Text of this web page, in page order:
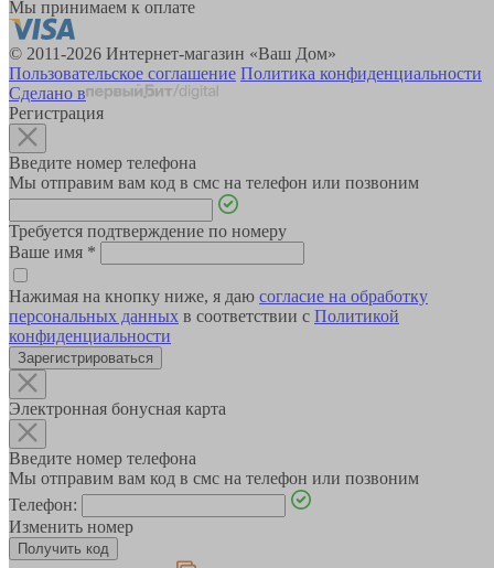
Мы принимаем к оплате
© 2011-2026 Интернет-магазин «Ваш Дом»
Пользовательское соглашение Политика конфиденциальности
Сделано в
Регистрация
Введите номер телефона
Мы отправим вам код в смс на телефон или позвоним
Требуется подтверждение по номеру
Ваше имя *
Нажимая на кнопку ниже, я даю согласие на обработку
персональных данных в соответствии с Политикой
конфиденциальности
Зарегистрироваться
Электронная бонусная карта
Введите номер телефона
Мы отправим вам код в смс на телефон или позвоним
Телефон:
Изменить номер